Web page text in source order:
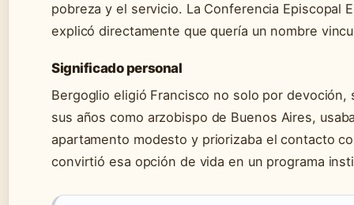
pobreza y el servicio. La Conferencia Episcopal
explicó directamente que quería un nombre
Significado personal
Bergoglio eligió Francisco no solo por
sus años como arzobispo de Buenos Aires,
apartamento modesto y priorizaba el contacto
convirtió esa opción de vida en un programa